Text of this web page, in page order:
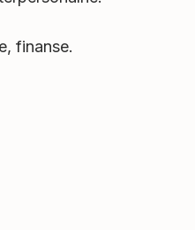
finanse.